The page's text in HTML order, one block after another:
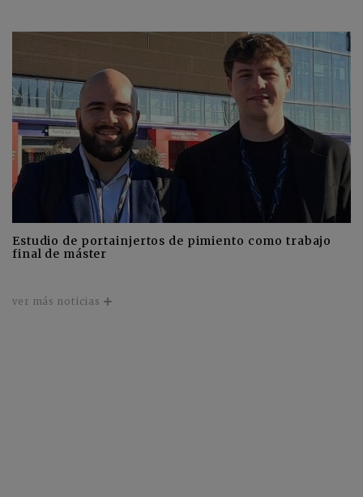
Estudio de portainjertos de pimiento como trabajo
final de máster
ver más noticias